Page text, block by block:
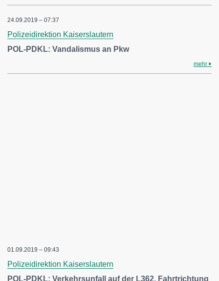
24.09.2019 – 07:37
Polizeidirektion Kaiserslautern
POL-PDKL: Vandalismus an Pkw
mehr
01.09.2019 – 09:43
Polizeidirektion Kaiserslautern
POL-PDKL: Verkehrsunfall auf der L362, Fahrtrichtung